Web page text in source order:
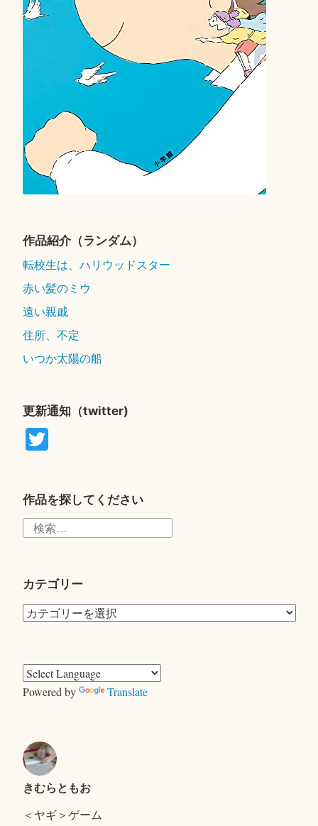
作品紹介（ランダム）
転校生は、ハリウッドスター
赤い髪のミウ
遠い親戚
住所、不定
いつか太陽の船
更新通知（twitter)
T
r
作品を探してください
カテゴリー
カ
リ
ー
Powered by Translate
きむらともお
＜ヤギ＞ゲーム